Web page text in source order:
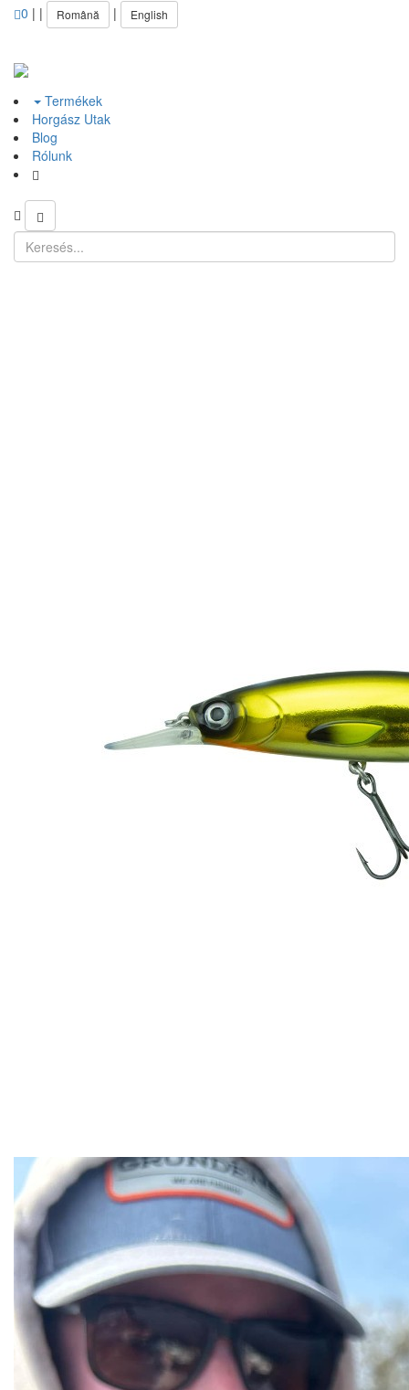
0 | | Română | English
Termékek
Horgász Utak
Blog
Rólunk